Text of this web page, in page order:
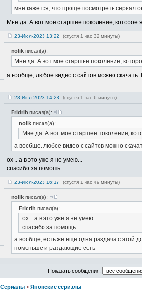
мне кажется, что проще посмотреть сериал
Мне да. А вот мое старшее поколение, которое
23-Июл-2023 13:22 (спустя 1 час 32 минуты)
nolikписал(а):
Мне да. А вот мое старшее поколение,
а вообще, любое видео с сайтов можно
23-Июл-2023 14:28 (спустя 1 час 6 минуты)
Fridrih писал(а):
nolikписал(а):
Мне да. А вот мое старшее поколение,
а вообще, любое видео с сайтов можно
ох... а в это уже я не умею...
спасибо за помощь.
23-Июл-2023 16:17 (спустя 1 час 49 минуты)
nolikписал(а):
Fridrih писал(а):
ох... а в это уже я не умею...
спасибо за помощь.
а вообще, есть же еще одна раздача с этой
поменьше и раздающие есть
Показать сообщения:
Сериалы » Японские сериалы